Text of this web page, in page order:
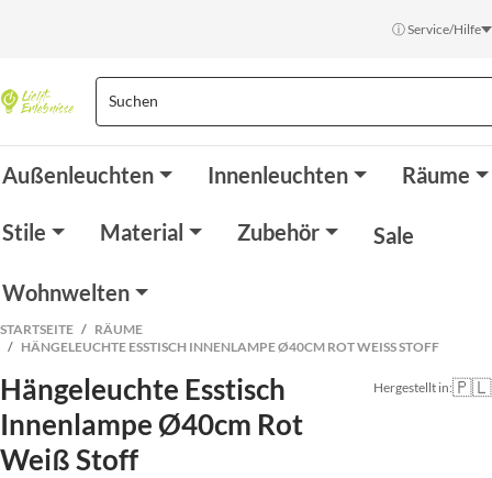
ⓘ Service/Hilfe
Außenleuchten Innenleuchten Räume
Stile Material Zubehör Sale
Wohnwelten
STARTSEITE
RÄUME
HÄNGELEUCHTE ESSTISCH INNENLAMPE Ø40CM ROT WEISS STOFF
Hängeleuchte Esstisch
Innenlampe Ø40cm Rot
Weiß Stoff
Hergestellt in:🇵🇱